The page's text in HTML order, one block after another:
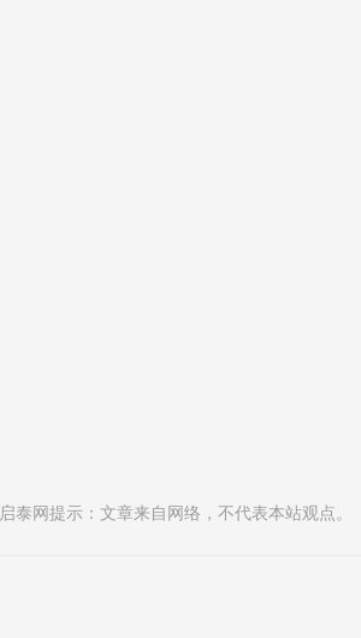
启泰网提示：文章来自网络，不代表本站观点。